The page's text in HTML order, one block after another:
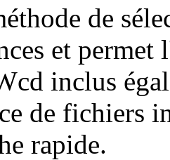
de
et permet
inclus
de fichiers
rapide.